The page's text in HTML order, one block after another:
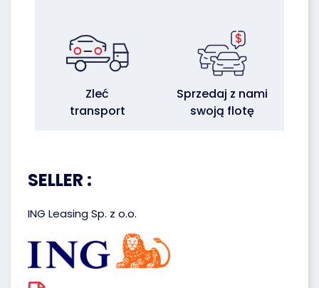
Zleć
transport
Sprzedaj z nami
swoją flotę
SELLER :
ING Leasing Sp. z o.o.